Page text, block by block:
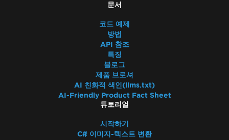
문서
코드 예제
방법
API 참조
특징
블로그
제품 브로셔
AI 친화적 색인(llms.txt)
AI-Friendly Product Fact Sheet
튜토리얼
시작하기
C# 이미지-텍스트 변환